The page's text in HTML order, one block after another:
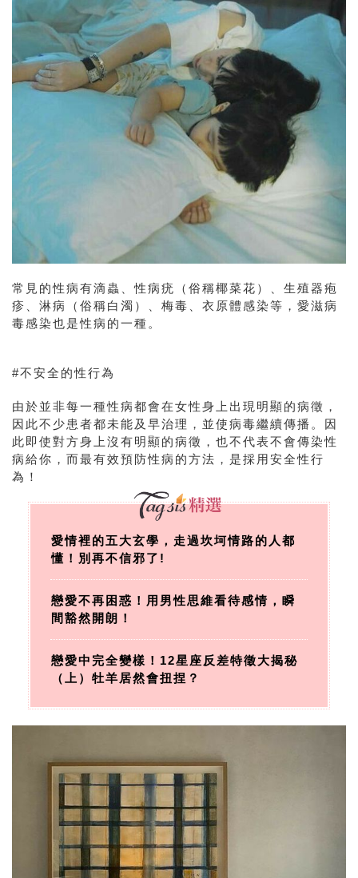
常見的性病有滴蟲、性病疣（俗稱椰菜花）、生殖器疱
疹、淋病（俗稱白濁）、梅毒、衣原體感染等，愛滋病
毒感染也是性病的一種。
#不安全的性行為
由於並非每一種性病都會在女性身上出現明顯的病徵，
因此不少患者都未能及早治理，並使病毒繼續傳播。因
此即使對方身上沒有明顯的病徵，也不代表不會傳染性
病給你，而最有效預防性病的方法，是採用安全性行
為！
愛情裡的五大玄學，走過坎坷情路的人都
懂！別再不信邪了!
戀愛不再困惑！用男性思維看待感情，瞬
間豁然開朗！
戀愛中完全變樣！12星座反差特徵大揭秘
（上）牡羊居然會扭捏？